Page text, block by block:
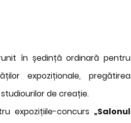
în ședință ordinară pentru
expoziționale, pregătirea
de creație.
expozițiile-concurs „Salonul